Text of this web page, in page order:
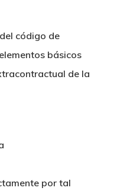
código de
básicos
de la
por tal